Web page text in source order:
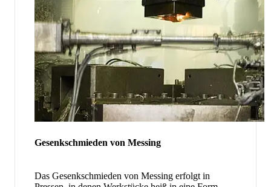
Gesenkschmieden von Messing
Das Gesenkschmieden von Messing erfolgt in